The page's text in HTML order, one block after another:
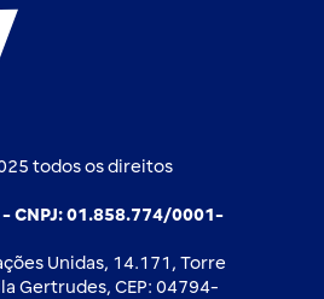
exterior
todos os direitos
- CNPJ: 01.858.774/0001-
Unidas, 14.171, Torre
Gertrudes, CEP: 04794-